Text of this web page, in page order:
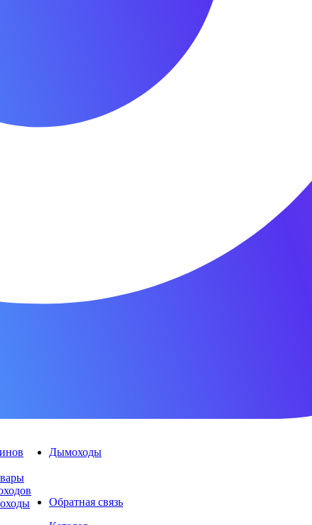
Дымоходы
Обратная связь